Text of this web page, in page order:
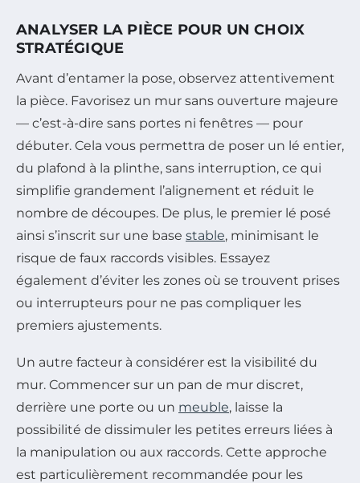
ANALYSER LA PIÈCE POUR UN CHOIX
STRATÉGIQUE
Avant d’entamer la pose, observez attentivement
la pièce. Favorisez un mur sans ouverture majeure
— c’est-à-dire sans portes ni fenêtres — pour
débuter. Cela vous permettra de poser un lé entier,
du plafond à la plinthe, sans interruption, ce qui
simplifie grandement l’alignement et réduit le
nombre de découpes. De plus, le premier lé posé
ainsi s’inscrit sur une base stable, minimisant le
risque de faux raccords visibles. Essayez
également d’éviter les zones où se trouvent prises
ou interrupteurs pour ne pas compliquer les
premiers ajustements.
Un autre facteur à considérer est la visibilité du
mur. Commencer sur un pan de mur discret,
derrière une porte ou un meuble, laisse la
possibilité de dissimuler les petites erreurs liées à
la manipulation ou aux raccords. Cette approche
est particulièrement recommandée pour les